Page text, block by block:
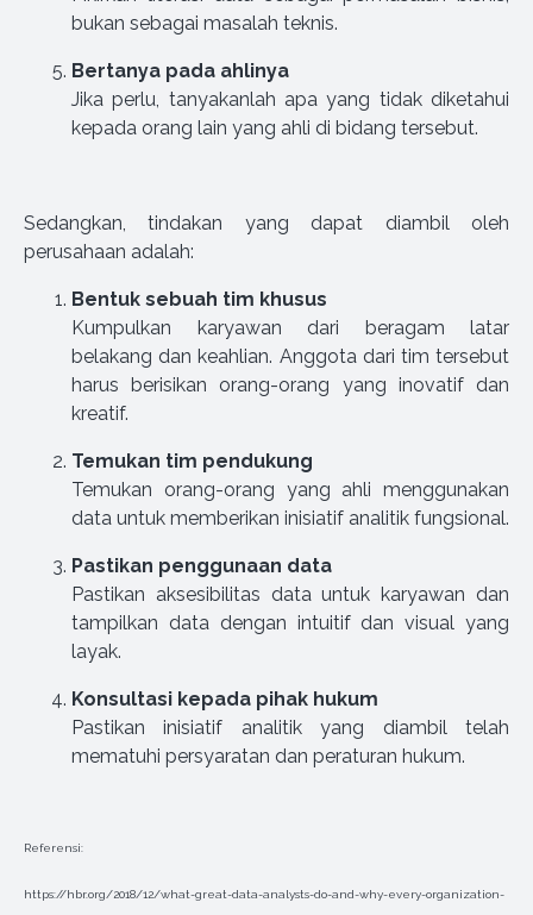
bukan sebagai masalah teknis.
Bertanya pada ahlinya
Jika perlu, tanyakanlah apa yang tidak diketahui
kepada orang lain yang ahli di bidang tersebut.
Sedangkan, tindakan yang dapat diambil oleh
perusahaan adalah:
Bentuk sebuah tim khusus
Kumpulkan karyawan dari beragam latar
belakang dan keahlian. Anggota dari tim tersebut
harus berisikan orang-orang yang inovatif dan
kreatif.
Temukan tim pendukung
Temukan orang-orang yang ahli menggunakan
data untuk memberikan inisiatif analitik fungsional.
Pastikan penggunaan data
Pastikan aksesibilitas data untuk karyawan dan
tampilkan data dengan intuitif dan visual yang
layak.
Konsultasi kepada pihak hukum
Pastikan inisiatif analitik yang diambil telah
mematuhi persyaratan dan peraturan hukum.
Referensi:
https://hbr.org/2018/12/what-great-data-analysts-do-and-why-every-organization-